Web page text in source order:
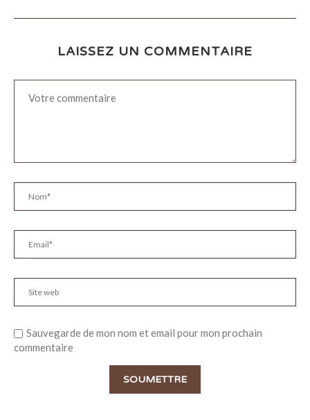
LAISSEZ UN COMMENTAIRE
Sauvegarde de mon nom et email pour mon prochain
commentaire